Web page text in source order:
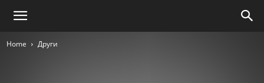
Home Други